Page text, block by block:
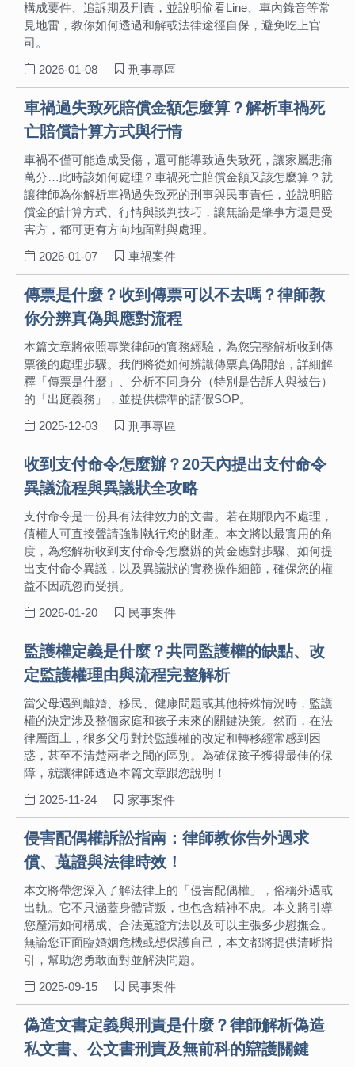
構成要件、追訴期及刑責，並說明偷看Line、車內錄音等常
見地雷，教你如何透過和解或法律途徑自保，避免吃上官
司。
2026-01-08
刑事專區
車禍過失致死賠償金額怎麼算？解析車禍死
亡賠償計算方式與行情
車禍不僅可能造成受傷，還可能導致過失致死，讓家屬悲痛
萬分…此時該如何處理？車禍死亡賠償金額又該怎麼算？就
讓律師為你解析車禍過失致死的刑事與民事責任，並說明賠
償金的計算方式、行情與談判技巧，讓無論是肇事方還是受
害方，都可更有方向地面對與處理。
2026-01-07
車禍案件
傳票是什麼？收到傳票可以不去嗎？律師教
你分辨真偽與應對流程
本篇文章將依照專業律師的實務經驗，為您完整解析收到傳
票後的處理步驟。我們將從如何辨識傳票真偽開始，詳細解
釋「傳票是什麼」、分析不同身分（特別是告訴人與被告）
的「出庭義務」，並提供標準的請假SOP。
2025-12-03
刑事專區
收到支付命令怎麼辦？20天內提出支付命令
異議流程與異議狀全攻略
支付命令是一份具有法律效力的文書。若在期限內不處理，
債權人可直接聲請強制執行您的財產。本文將以最實用的角
度，為您解析收到支付命令怎麼辦的黃金應對步驟、如何提
出支付命令異議，以及異議狀的實務操作細節，確保您的權
益不因疏忽而受損。
2026-01-20
民事案件
監護權定義是什麼？共同監護權的缺點、改
定監護權理由與流程完整解析
當父母遇到離婚、移民、健康問題或其他特殊情況時，監護
權的決定涉及整個家庭和孩子未來的關鍵決策。然而，在法
律層面上，很多父母對於監護權的改定和轉移經常感到困
惑，甚至不清楚兩者之間的區別。為確保孩子獲得最佳的保
障，就讓律師透過本篇文章跟您說明！
2025-11-24
家事案件
侵害配偶權訴訟指南：律師教你告外遇求
償、蒐證與法律時效！
本文將帶您深入了解法律上的「侵害配偶權」，俗稱外遇或
出軌。它不只涵蓋身體背叛，也包含精神不忠。本文將引導
您釐清如何構成、合法蒐證方法以及可以主張多少慰撫金。
無論您正面臨婚姻危機或想保護自己，本文都將提供清晰指
引，幫助您勇敢面對並解決問題。
2025-09-15
民事案件
偽造文書定義與刑責是什麼？律師解析偽造
私文書、公文書刑責及無前科的辯護關鍵